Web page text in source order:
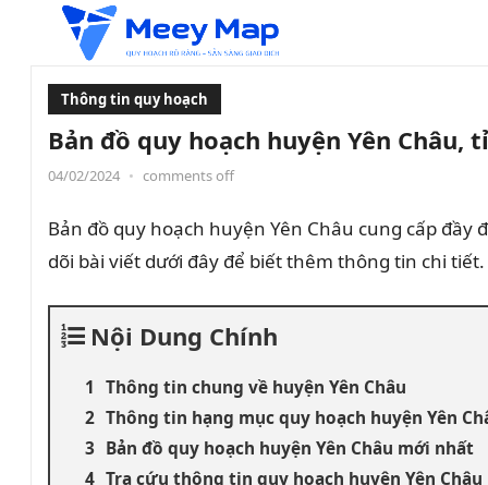
Thông tin quy hoạch
Bản đồ quy hoạch huyện Yên Châu,
04/02/2024 • comments off
Bản đồ quy hoạch huyện Yên Châu cung cấp
dõi bài viết dưới đây để biết thêm thông tin chi tiết.
Nội Dung Chính
Thông tin chung về huyện Yên Châu
Thông tin hạng mục quy hoạch huyện Yên
Bản đồ quy hoạch huyện Yên Châu mới nhất
Tra cứu thông tin quy hoạch huyện Yên Châu